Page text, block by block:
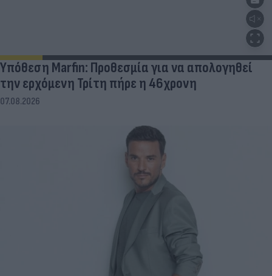
Υπόθεση Marfin: Προθεσμία για να απολογηθεί
την ερχόμενη Τρίτη πήρε η 46χρονη
07.08.2026